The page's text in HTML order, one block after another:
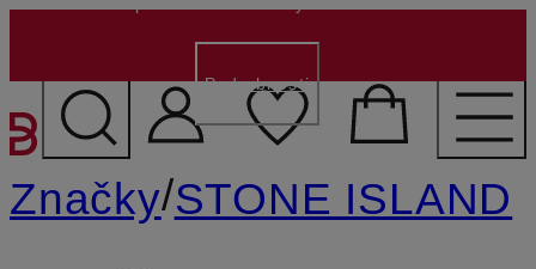
PŘEJÍT NA HLAVNÍ
Podrobnosti
Značky/STONE ISLAND